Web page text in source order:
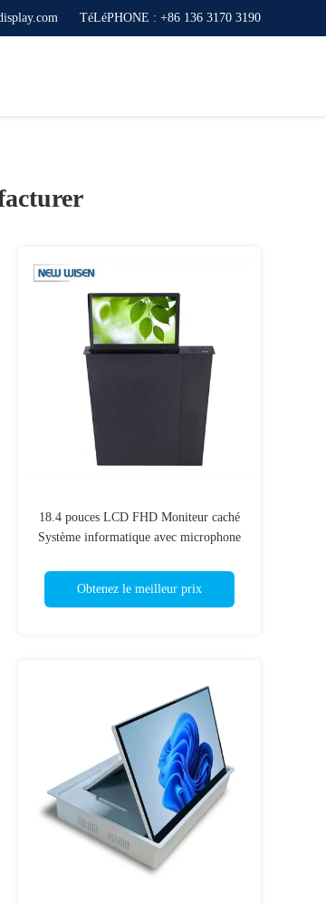
TéLéPHONE : +86 136 3170 3190
18.4 pouces LCD FHD Moniteur caché
Système informatique avec microphone
Obtenez le meilleur prix